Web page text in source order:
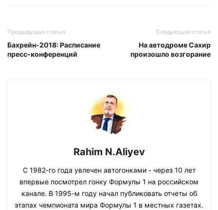
Предыдущая статья
Бахрейн-2018: Расписание
пресс-конференций
Следующая статья
На автодроме Сахир
произошло возгорание
Rahim N.Aliyev
С 1982-го года увлечен автогонками - через 10 лет
впервые посмотрел гонку Формулы 1 на российском
канале. В 1995-м году начал публиковать отчеты об
этапах чемпионата мира Формулы 1 в местных газетах.